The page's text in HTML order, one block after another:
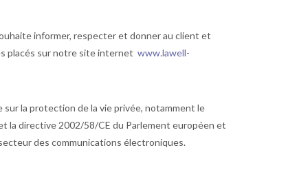
informer, respecter et donner au client et
placés sur notre site internet www.lawell-
la protection de la vie privée, notamment le
la directive 2002/58/CE du Parlement européen et
des communications électroniques.